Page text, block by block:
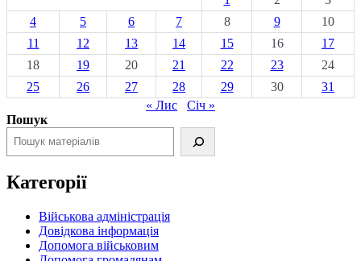
4
5 6 7 8 9
10
11
12 13 14 15 16
17
18
19 20 21 22 23
24
25
26 27 28 29 30
31
« Лис
Січ »
Пошук
Категорії
Військова адміністрація
Довідкова інформація
Допомога військовим